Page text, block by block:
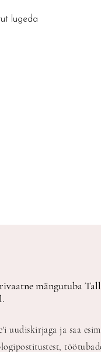
lugeda
mängutuba
uudiskirjaga ja saa